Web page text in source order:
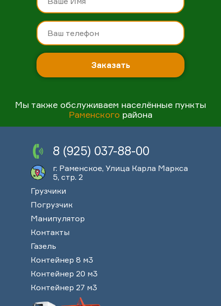
Заказать
Мы также обслуживаем населённые пункты
Раменского района
Газель
Контейнер 8 м3
Контейнер 20 м3
Контейнер 27 м3
Грузчики
Погрузчик
Манипулятор
Контакты
8 (925) 037-88-00
г. Раменское, Улица Карла Маркса
5, стр. 2